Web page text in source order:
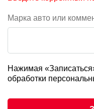
Марка авто или
Нажимая
обработки